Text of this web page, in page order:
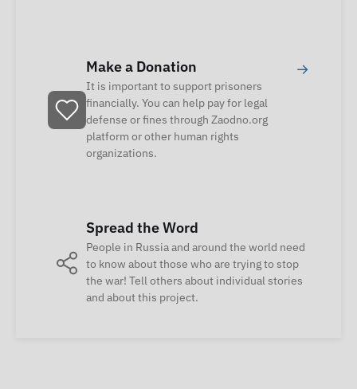
Make a Donation
It is important to support prisoners
financially. You can help pay for legal
defense or fines through Zaodno.org
platform or other human rights
organizations.
→
Spread the Word
People in Russia and around the world need
to know about those who are trying to stop
the war! Tell others about individual stories
and about this project.